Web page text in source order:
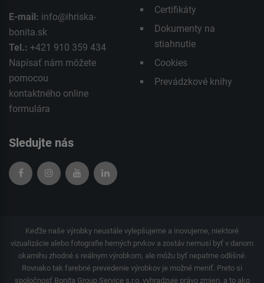
E-mail: info@ihriska-
bonita.sk
Tel.: +421 910 359 434
Napísať nám môžete
pomocou
kontaktného online
formulára
Certifikáty
Dokumenty na
stiahnutie
Cookies
Prevádzkové knihy
Sledujte nás
Keďže naše výrobky neustále vylepšujeme a inovujeme, niektoré
vizualizácie alebo fotografie herných prvkov a zostáv nemusí byť v danom
okamihu zhodné s reálnym výrobkom, ale môžu byť nepatrne odlišné.
Rovnako tak farebné prevedenie výrobkov je možné meniť. Preto si
spoločnosť Bonita Group Service s.r.o. vyhradzuje právo zmien, a to ako